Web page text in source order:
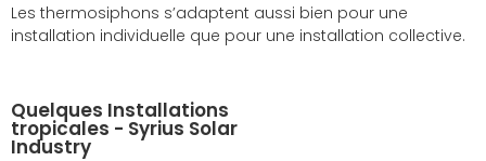
Les thermosiphons s’adaptent aussi bien pour une
installation individuelle que pour une installation collective.
Quelques Installations
tropicales - Syrius Solar
Industry